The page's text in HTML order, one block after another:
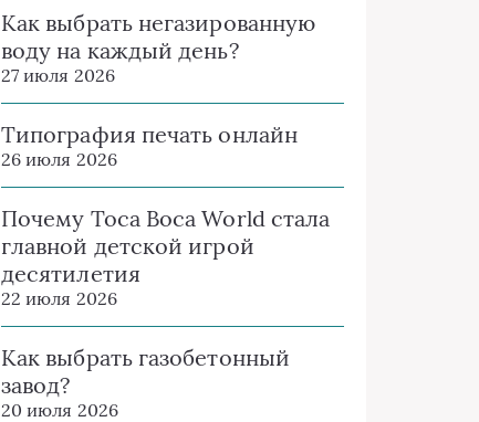
Как выбрать негазированную
воду на каждый день?
27 июля 2026
Типография печать онлайн
26 июля 2026
Почему Toca Boca World стала
главной детской игрой
десятилетия
22 июля 2026
Как выбрать газобетонный
завод?
20 июля 2026